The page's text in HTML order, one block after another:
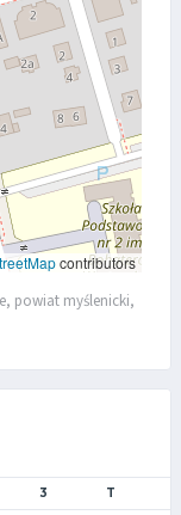
contributors
powiat myślenicki,
3 T